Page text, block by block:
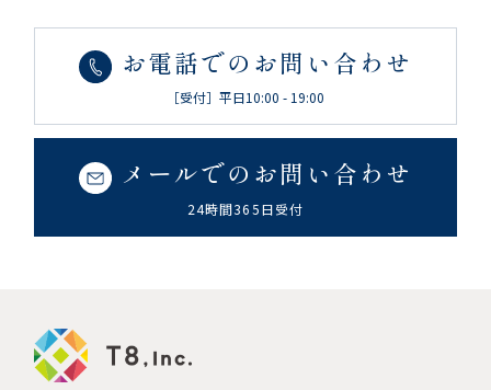
お電話でのお問い合わせ
［受付］平日10:00 - 19:00
メールでのお問い合わせ
24時間365日受付